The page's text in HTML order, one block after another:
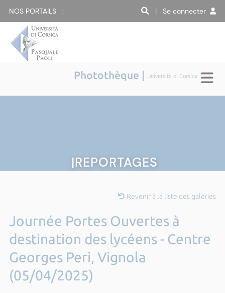
NOS PORTAILS : | Se connecter
Photothèque | Università di Corsica
|REPORTAGES
Revenir à la liste des galeries
Journée Portes Ouvertes à
destination des lycéens - Centre
Georges Peri, Vignola
(05/04/2025)